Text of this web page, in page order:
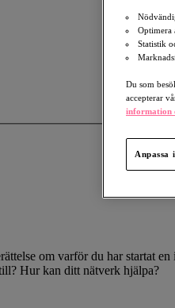
om varför du har startat
Hur kan ditt nätverk hjälpa?
Optimera
Statistik
Du som
accepterar
information
Anpassa